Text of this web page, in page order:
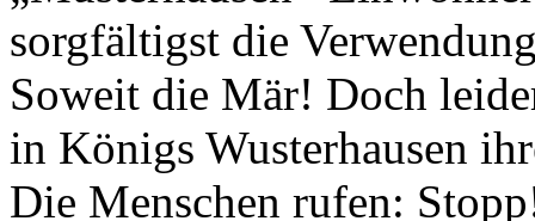
sorgfältigst die
Soweit die Mär! Doch
in Königs Wusterhausen
Die Menschen rufen: